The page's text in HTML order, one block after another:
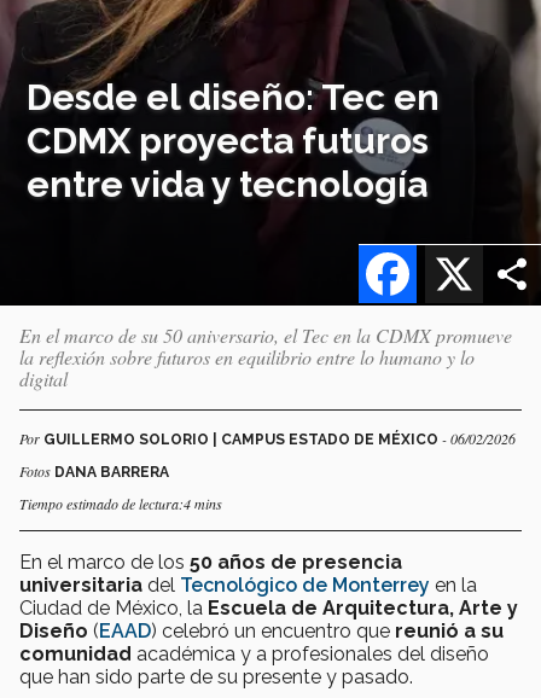
Desde el diseño: Tec en
CDMX proyecta futuros
entre vida y tecnología
X
Facebook
En el marco de su 50 aniversario, el Tec en la CDMX promueve
la reflexión sobre futuros en equilibrio entre lo humano y lo
digital
Por GUILLERMO SOLORIO | CAMPUS ESTADO DE MÉXICO - 06/02/2026
Fotos DANA BARRERA
Tiempo estimado de lectura:4 mins
En el marco de los 50 años de presencia
universitaria del Tecnológico de Monterrey en la
Ciudad de México, la Escuela de Arquitectura, Arte y
Diseño (EAAD) celebró un encuentro que reunió a su
comunidad académica y a profesionales del diseño
que han sido parte de su presente y pasado.